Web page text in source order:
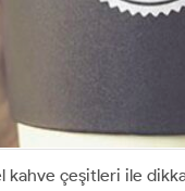
çeşitleri ile